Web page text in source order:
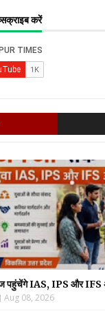
करें
पहुंचेंगे IAS, IPS और IFS
Aug 08, 2026